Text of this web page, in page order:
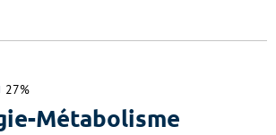
27%
Métabolisme